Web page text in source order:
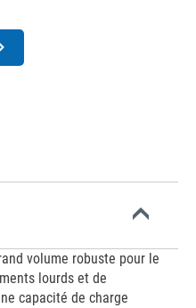
volume robuste pour le
lourds et de
capacité de charge